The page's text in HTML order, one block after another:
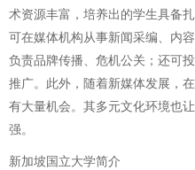
术资源丰富，培养出的学生具备
可在媒体机构从事新闻采编、内
负责品牌传播、危机公关；还可
推广。此外，随着新媒体发展，
有大量机会。其多元文化环境也
强。
新加坡国立大学简介